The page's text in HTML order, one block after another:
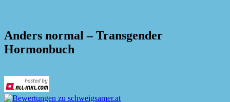
Anders normal – Transgender
Hormonbuch